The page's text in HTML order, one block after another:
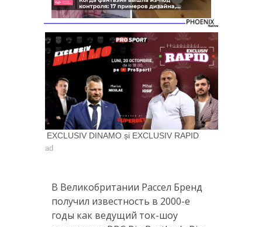
Следующее видео Отмена
EXCLUSIV DINAMO și EXCLUSIV RAPID
ad
В Великобритании Рассел Бренд
получил известность в 2000-е
годы как ведущий ток-шоу